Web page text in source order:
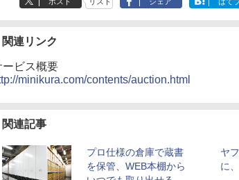
関連リンク
ービス概要
minikura.com/contents/auction.html
関連記事
プロ仕様の倉庫で蔵書
を保管、WEB本棚から
ヤ
に